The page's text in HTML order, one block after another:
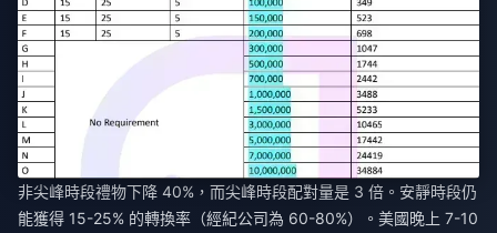
非尖峰時段禮物下降 40%，而尖峰時段配對量是 3 倍。安靜時段仍
能獲得 15-25% 的轉換率（經紀公司為 60-80%）。美國晚上 7-10